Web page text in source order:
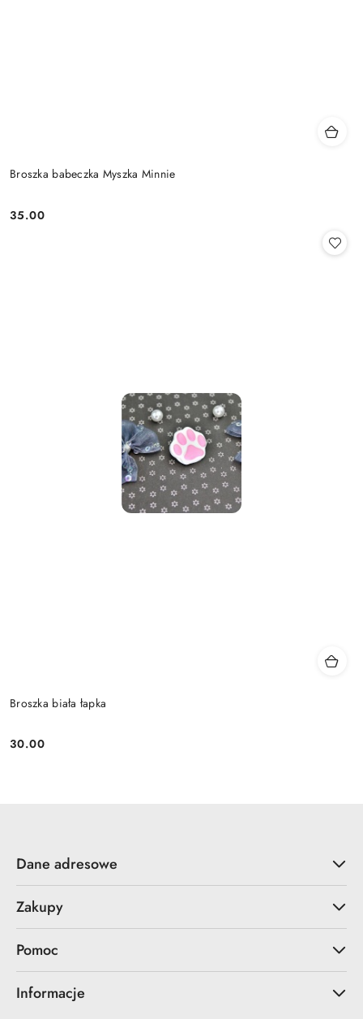
Broszka babeczka Myszka Minnie
Cena:
35.00
Broszka biała łapka
Cena:
30.00
Dane adresowe
Zakupy
Pomoc
Informacje